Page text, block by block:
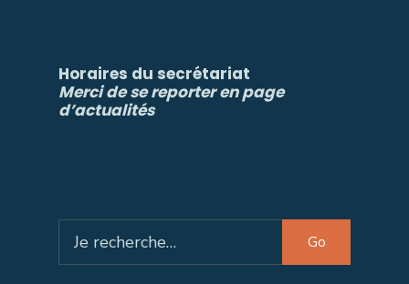
Horaires du secrétariat
Merci de se reporter en page
d’actualités
for:
Go